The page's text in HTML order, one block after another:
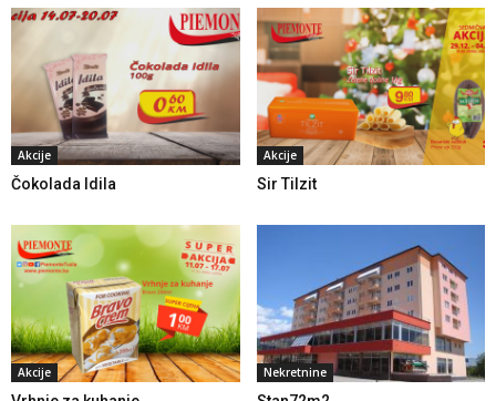
Akcije
Čokolada Idila
Akcije
Sir Tilzit
Akcije Nekretnine